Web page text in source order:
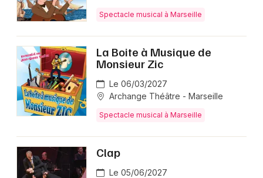
Spectacle musical à Marseille
La Boite à Musique de
Monsieur Zic
Le 06/03/2027
Archange Théâtre - Marseille
Spectacle musical à Marseille
Clap
Le 05/06/2027